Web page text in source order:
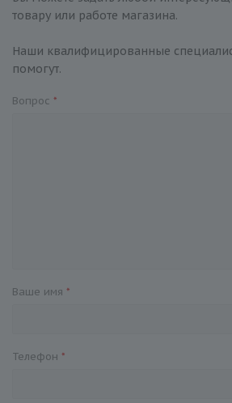
товару или работе магазина.
Наши квалифицированные
помогут.
Вопрос *
Ваше имя *
Телефон *